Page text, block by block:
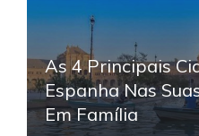
As 4 Principais
Espanha Nas
Em Família